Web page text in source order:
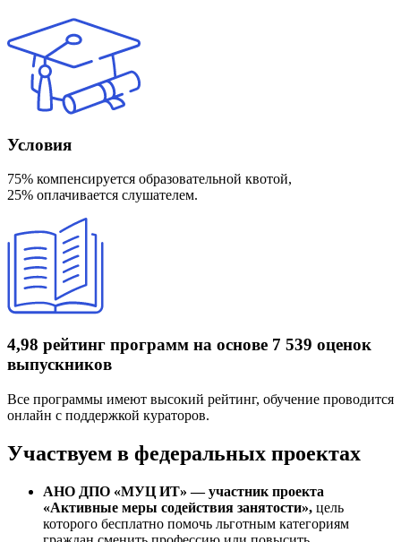
Условия
75% компенсируется образовательной квотой,
25% оплачивается слушателем.
4,98 рейтинг программ на основе 7 539 оценок
выпускников
Все программы имеют высокий рейтинг, обучение проводится
онлайн с поддержкой кураторов.
Участвуем в федеральных проектах
АНО ДПО «МУЦ ИТ» — участник проекта
«Активные меры содействия занятости», цель
которого бесплатно помочь льготным категориям